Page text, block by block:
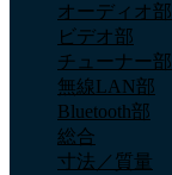
オーディオ部
ビデオ部
チューナー部
無線LAN部
Bluetooth部
総合
寸法／質量